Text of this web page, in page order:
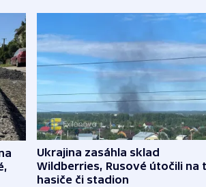
Ukrajina zasáhla sklad
Wildberries, Rusové útočili na
hasiče či stadion